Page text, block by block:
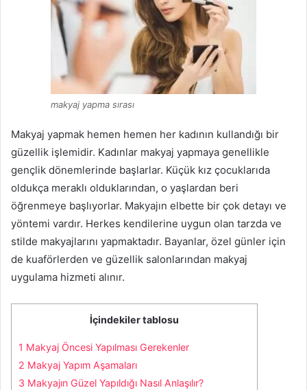
makyaj yapma sırası
Makyaj yapmak hemen hemen her kadının kullandığı bir
güzellik işlemidir. Kadınlar makyaj yapmaya genellikle
gençlik dönemlerinde başlarlar. Küçük kız çocuklarıda
oldukça meraklı olduklarından, o yaşlardan beri
öğrenmeye başlıyorlar. Makyajın elbette bir çok detayı ve
yöntemi vardır. Herkes kendilerine uygun olan tarzda ve
stilde makyajlarını yapmaktadır. Bayanlar, özel günler için
de kuaförlerden ve güzellik salonlarından makyaj
uygulama hizmeti alınır.
İçindekiler tablosu
1 Makyaj Öncesi Yapılması Gerekenler
2 Makyaj Yapım Aşamaları
3 Makyajın Güzel Yapıldığı Nasıl Anlaşılır?